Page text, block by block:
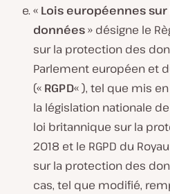
« Lois européennes
données» désigne le
sur la protection des
Parlement européen et
(« RGPD« ), tel que mis
la législation nationale
loi britannique sur la
2018 et le RGPD du
sur la protection des
cas, tel que modifié,